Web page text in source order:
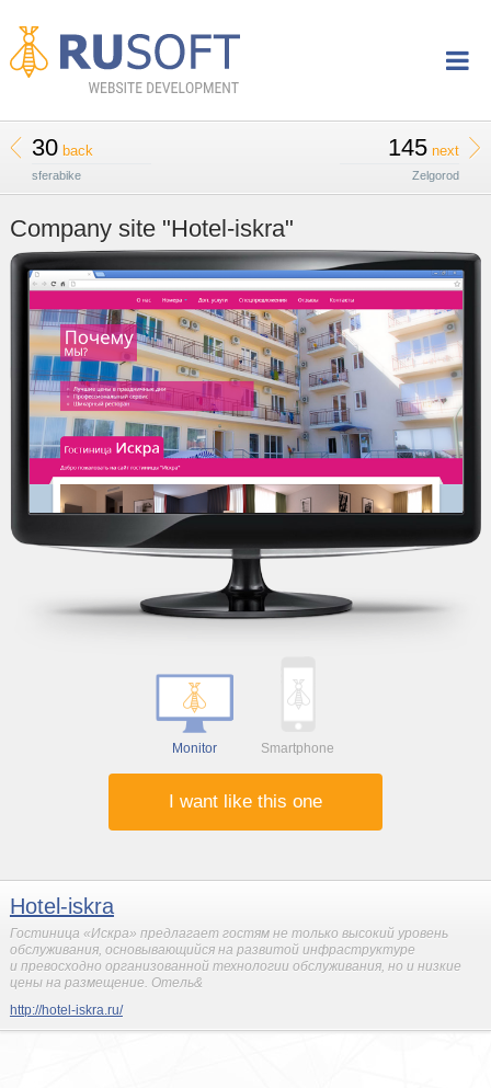
30back
sferabike
145 next
Zelgorod
Company site "Hotel-iskra"
Monitor Smartphone
I want like this one
Hotel-iskra
Гостиница «Искра» предлагает гостям не только высокий уровень
обслуживания, основывающийся на развитой инфраструктуре
и превосходно организованной технологии обслуживания, но и низкие
цены на размещение. Отель&
http://hotel-iskra.ru/